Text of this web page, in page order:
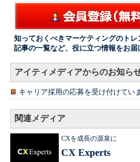
知っておくべきマーケティングのトレ
記事の一覧など、役に立つ情報をお届
アイティメディアからのお知ら
キャリア採用の応募を受け付けてい
関連メディア
CXを成長の源泉に
CX Experts